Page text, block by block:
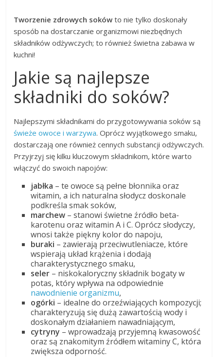
Tworzenie zdrowych soków to nie tylko doskonały
sposób na dostarczanie organizmowi niezbędnych
składników odżywczych; to również świetna zabawa w
kuchni!
Jakie są najlepsze
składniki do soków?
Najlepszymi składnikami do przygotowywania soków są
świeże owoce i warzywa. Oprócz wyjątkowego smaku,
dostarczają one również cennych substancji odżywczych.
Przyjrzyj się kilku kluczowym składnikom, które warto
włączyć do swoich napojów:
jabłka – te owoce są pełne błonnika oraz
witamin, a ich naturalna słodycz doskonale
podkreśla smak soków,
marchew – stanowi świetne źródło beta-
karotenu oraz witamin A i C. Oprócz słodyczy,
wnosi także piękny kolor do napoju,
buraki – zawierają przeciwutleniacze, które
wspierają układ krążenia i dodają
charakterystycznego smaku,
seler – niskokaloryczny składnik bogaty w
potas, który wpływa na odpowiednie
nawodnienie organizmu,
ogórki – idealne do orzeźwiających kompozycji;
charakteryzują się dużą zawartością wody i
doskonałym działaniem nawadniającym,
cytryny – wprowadzają przyjemną kwasowość
oraz są znakomitym źródłem witaminy C, która
zwiększa odporność.